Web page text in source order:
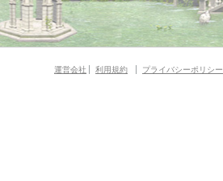
運営会社 利用規約 プライバシーポリシー